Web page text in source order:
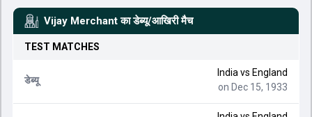
Vijay Merchant का डेब्यू/आखिरी मैच
TEST MATCHES
डेब्यू
India vs England
on Dec 15, 1933